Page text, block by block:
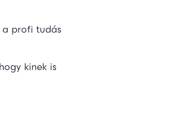
a profi tudás
kinek is